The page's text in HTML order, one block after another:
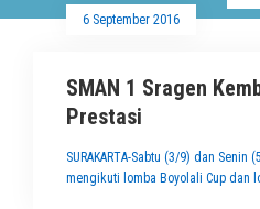
6 September 2016
SMAN 1 Sragen
Prestasi
SURAKARTA-Sabtu (3/9) dan Senin
mengikuti lomba Boyolali Cup dan